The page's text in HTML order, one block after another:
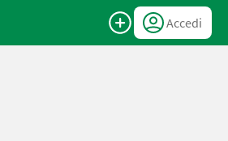
Accedi